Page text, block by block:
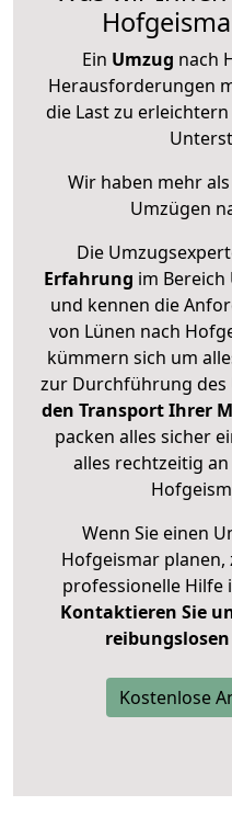
Ein Umzug nach
Herausforderungen
die Last zu
Wir haben mehr
Umzügen
Die
Erfahrung im
und kennen die
von Lünen nach
kümmern sich um
zur Durchführung des
den Transport Ihrer
packen alles sicher
alles rechtzeitig
Wenn Sie einen
Hofgeismar planen,
professionelle Hilfe
Kontaktieren Sie
Kostenlose